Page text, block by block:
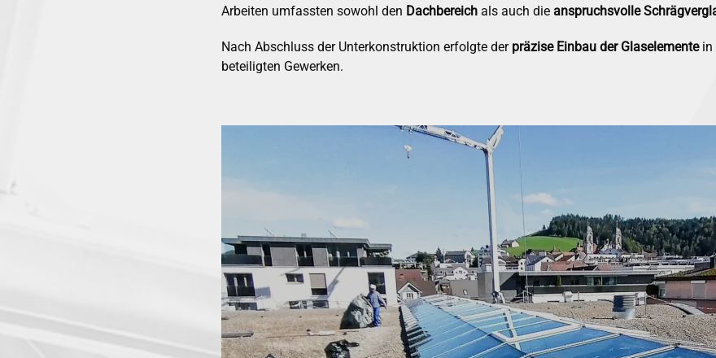
Arbeiten umfassten sowohl den Dachbereich als auch die anspruchsvolle
Nach Abschluss der Unterkonstruktion erfolgte der präzise Einbau der Glaselementein
beteiligten Gewerken.